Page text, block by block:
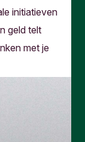
initiatieven
geld telt
met je